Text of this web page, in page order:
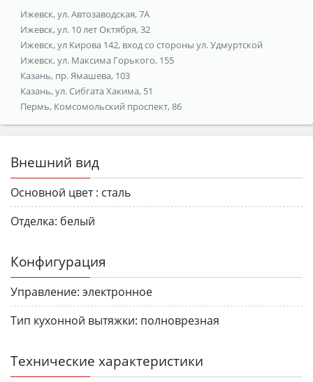
Ижевск, ул. Автозаводская, 7А
Ижевск, ул. 10 лет Октября, 32
Ижевск, ул Кирова 142, вход со стороны ул. Удмуртской
Ижевск, ул. Максима Горького, 155
Казань, пр. Ямашева, 103
Казань, ул. Сибгата Хакима, 51
Пермь, Комсомольский проспект, 86
Внешний вид
Основной цвет : сталь
Отделка: белый
Конфигурация
Управление: электронное
Тип кухонной вытяжки: полноврезная
Технические характеристики